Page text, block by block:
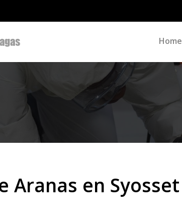
Home
Aranas en Syosset